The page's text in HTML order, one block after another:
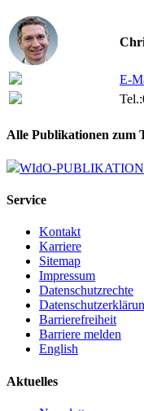
E-
Tel.:
Alle Publikationen zum
WIdO-
Service
Kontakt
Karriere
Sitemap
Impressum
Datenschutzrechte
Barrierefreiheit
Barriere melden
English
Aktuelles